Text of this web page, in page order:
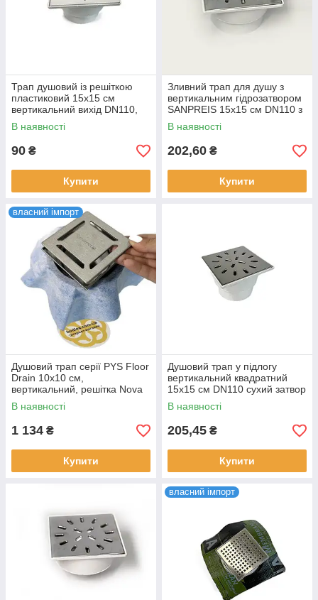
Трап душовий із решіткою
пластиковий 15х15 см
вертикальний вихід DN110,
сухий затвор SANPREIS
В наявності
90 ₴
Купити
Зливний трап для душу з
вертикальним гідрозатвором
SANPREIS 15х15 см DN110 з
решіткою з нержавіючої сталі
В наявності
202,60 ₴
Купити
власний імпорт
Душовий трап серії PYS Floor
Drain 10х10 см,
вертикальний, решітка Nova
В наявності
1 134 ₴
Купити
Душовий трап у підлогу
вертикальний квадратний
15х15 см DN110 сухий затвор
із ґратами із сталі SANPREIS
В наявності
205,45 ₴
Купити
власний імпорт